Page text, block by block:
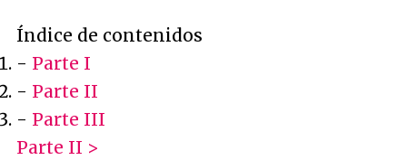
Índice de contenidos
- Parte I
- Parte II
- Parte III
Parte II >